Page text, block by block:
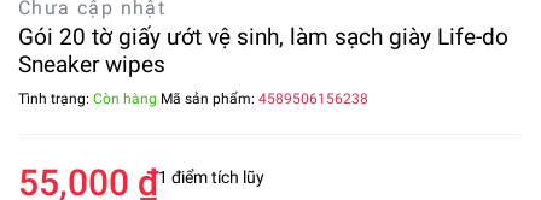
Chưa cập nhật
Gói 20 tờ giấy ướt vệ sinh, làm sạch giày Life-do
Sneaker wipes
Tình trạng: Còn hàng Mã sản phẩm: 4589506156238
55,000 ₫1 điểm tích lũy